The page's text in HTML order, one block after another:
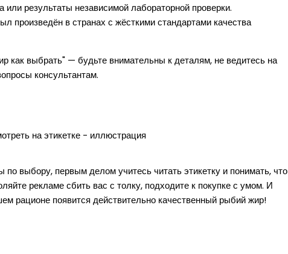
результаты независимой лабораторной проверки.
произведён в странах с жёсткими стандартами качества
как выбрать" — будьте внимательны к деталям, не ведитесь на
консультантам.
выбору, первым делом учитесь читать этикетку и понимать, что
рекламе сбить вас с толку, подходите к покупке с умом. И
рационе появится действительно качественный рыбий жир!